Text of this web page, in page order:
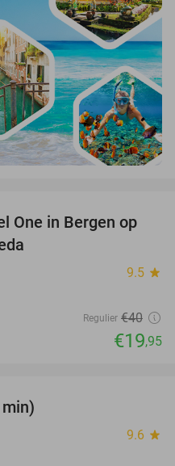
50%
One in Bergen op
9.5 star
Regulier €40
€19,95
9.6 star